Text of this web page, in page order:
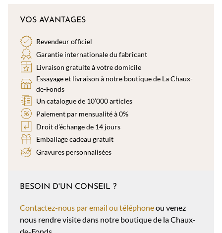
VOS AVANTAGES
Revendeur officiel
Garantie internationale du fabricant
Livraison gratuite à votre domicile
Essayage et livraison à notre boutique de La Chaux-
de-Fonds
Un catalogue de 10’000 articles
Paiement par mensualité à 0%
Droit d’échange de 14 jours
Emballage cadeau gratuit
Gravures personnalisées
BESOIN D'UN CONSEIL ?
Contactez-nous par email ou téléphoneou venez
nous rendre visite dans notre boutique de la Chaux-